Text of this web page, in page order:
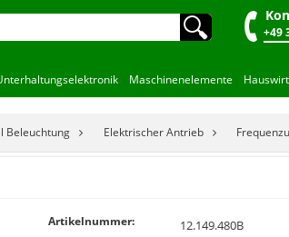
🔍︎ +49
Maschinenelemente
Beleuchtung Elektrischer Antrieb
Artikelnummer: 12.149.480B